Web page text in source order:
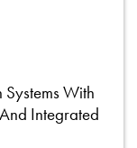
With
Integrated